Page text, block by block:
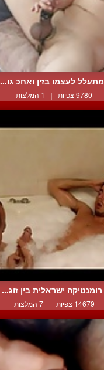
מתעלל לעצמו בזין ואחכ גו...
9780 צפיות | 1 המלצות
רומנטיקה ישראלית בין זוג...
14679 צפיות | 7 המלצות